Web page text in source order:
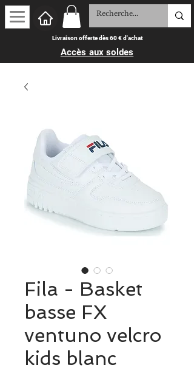
Livraison offerte dès 60 € d'achat
Accès aux soldes
Fila - Basket
basse FX
ventuno velcro
kids blanc